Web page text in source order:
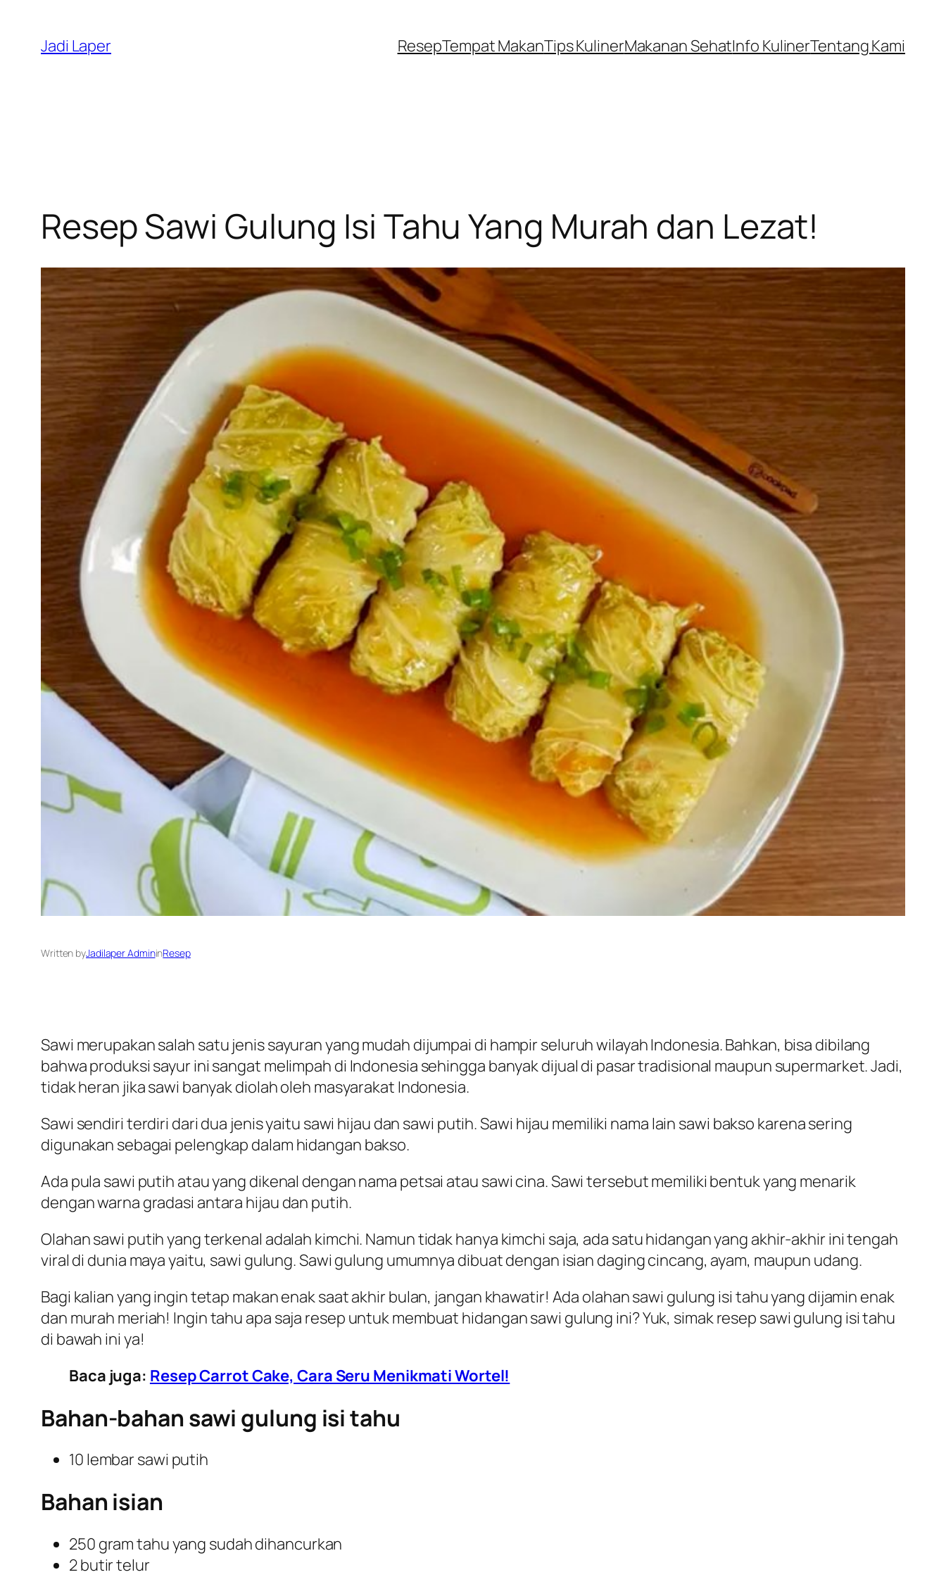
content
Jadi Laper ResepTempat MakanTips KulinerMakanan SehatInfo KulinerTentang Kami
Resep Sawi Gulung Isi Tahu Yang Murah dan Lezat!
Written byJadilaper AdmininResep
Sawi merupakan salah satu jenis sayuran yang mudah dijumpai di hampir seluruh wilayah Indonesia. Bahkan, bisa dibilang
bahwa produksi sayur ini sangat melimpah di Indonesia sehingga banyak dijual di pasar tradisional maupun supermarket. Jadi,
tidak heran jika sawi banyak diolah oleh masyarakat Indonesia.
Sawi sendiri terdiri dari dua jenis yaitu sawi hijau dan sawi putih. Sawi hijau memiliki nama lain sawi bakso karena sering
digunakan sebagai pelengkap dalam hidangan bakso.
Ada pula sawi putih atau yang dikenal dengan nama petsai atau sawi cina. Sawi tersebut memiliki bentuk yang menarik
dengan warna gradasi antara hijau dan putih.
Olahan sawi putih yang terkenal adalah kimchi. Namun tidak hanya kimchi saja, ada satu hidangan yang akhir-akhir ini tengah
viral di dunia maya yaitu, sawi gulung. Sawi gulung umumnya dibuat dengan isian daging cincang, ayam, maupun udang.
Bagi kalian yang ingin tetap makan enak saat akhir bulan, jangan khawatir! Ada olahan sawi gulung isi tahu yang dijamin enak
dan murah meriah! Ingin tahu apa saja resep untuk membuat hidangan sawi gulung ini? Yuk, simak resep sawi gulung isi tahu
di bawah ini ya!
Baca juga: Resep Carrot Cake, Cara Seru Menikmati Wortel!
Bahan-bahan sawi gulung isi tahu
10 lembar sawi putih
Bahan isian
250 gram tahu yang sudah dihancurkan
2 butir telur